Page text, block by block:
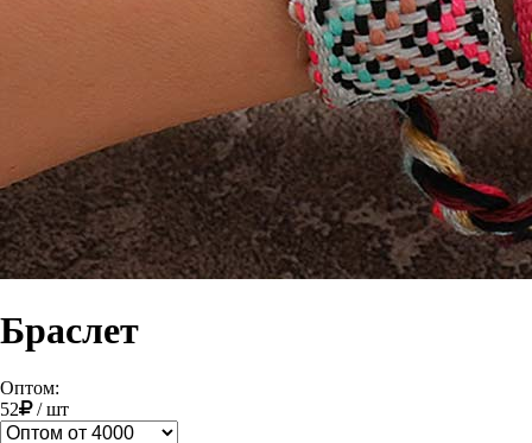
Браслет
Оптом:
52
/шт